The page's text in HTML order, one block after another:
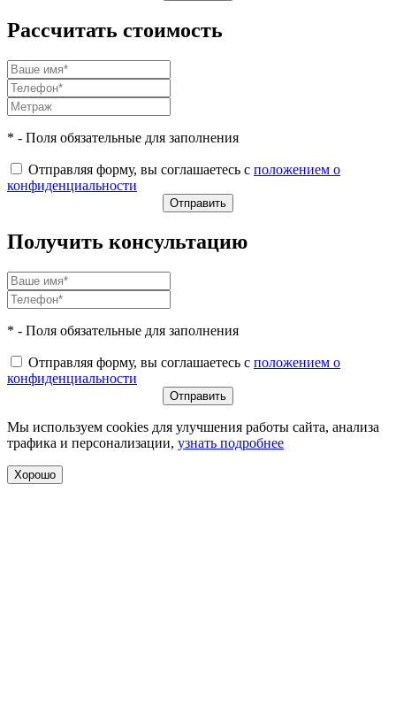
Рассчитать стоимость
* - Поля обязательные для заполнения
Отправляя форму, вы соглашаетесь с положением о
конфиденциальности
Получить консультацию
* - Поля обязательные для заполнения
Отправляя форму, вы соглашаетесь с положением о
конфиденциальности
Мы используем cookies для улучшения работы сайта, анализа
трафика и персонализации, узнать подробнее
Хорошо